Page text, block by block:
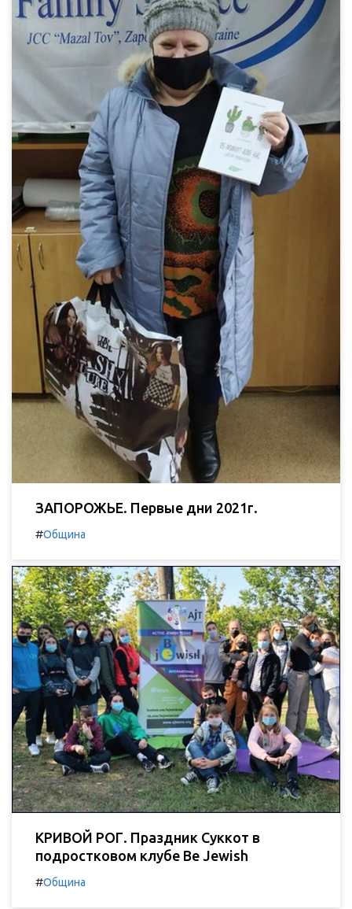
ЗАПОРОЖЬЕ. Первые дни 2021г.
#Община
КРИВОЙ РОГ. Праздник Суккот в
подростковом клубе Be Jewish
#Община